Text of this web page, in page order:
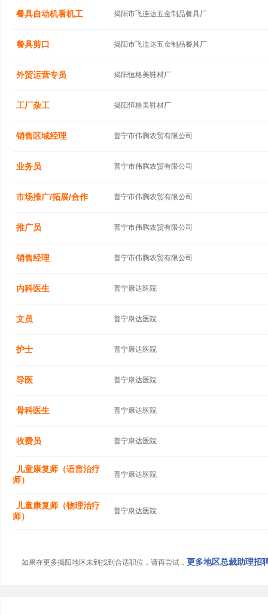
餐具自动机看机工 揭阳市飞连达五金制品餐具厂
餐具剪口 揭阳市飞连达五金制品餐具厂
外贸运营专员 揭阳恒格美鞋材厂
工厂杂工 揭阳恒格美鞋材厂
销售区域经理 普宁市伟腾农贸有限公司
业务员 普宁市伟腾农贸有限公司
市场推广/拓展/合作 普宁市伟腾农贸有限公司
推广员 普宁市伟腾农贸有限公司
销售经理 普宁市伟腾农贸有限公司
内科医生 普宁康达医院
文员 普宁康达医院
护士 普宁康达医院
导医 普宁康达医院
骨科医生 普宁康达医院
收费员 普宁康达医院
儿童康复师（语言治疗
师）
普宁康达医院
儿童康复师（物理治疗
师）
普宁康达医院
如果在更多揭阳地区未到找到合适职位，请再尝试， 更多地区总裁助理招